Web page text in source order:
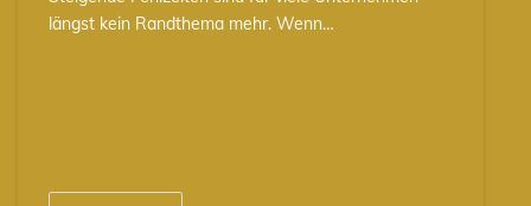
längst kein Randthema mehr. Wenn…